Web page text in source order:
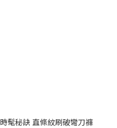
時髦秘訣 直條紋刷破彎刀褲